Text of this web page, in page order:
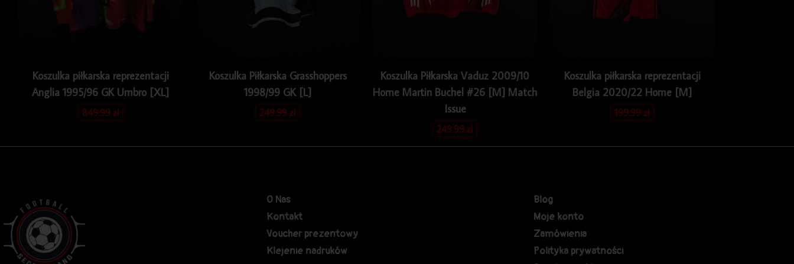
Koszulka piłkarska reprezentacji
Anglia 1995/96 GK Umbro [XL]
849.99zł
Koszulka Piłkarska Grasshoppers
1998/99 GK [L]
249.99zł
Koszulka Piłkarska Vaduz 2009/10
Home Martin Buchel #26 [M] Match
Issue
249.99zł
Koszulka piłkarska reprezentacji
Belgia 2020/22 Home [M]
199.99zł
O Nas
Kontakt
Voucher prezentowy
Klejenie nadruków
Blog
Moje konto
Zamówienia
Polityka prywatności